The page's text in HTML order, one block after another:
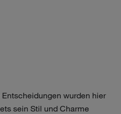
wurden hier
sein Stil und Charme